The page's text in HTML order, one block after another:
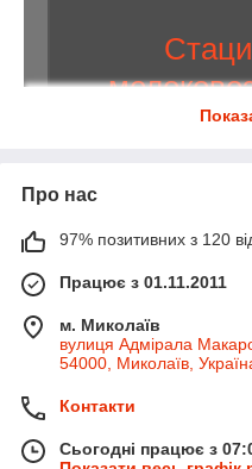
На все оборудование
год. Скидки на
выборе
Про нас
97% позитивних з 120
Працює з 01.11.2011
м. Миколаїв
вулиця Адмірала
54000, Миколаїв,
Контакти
Сьогодні працює з